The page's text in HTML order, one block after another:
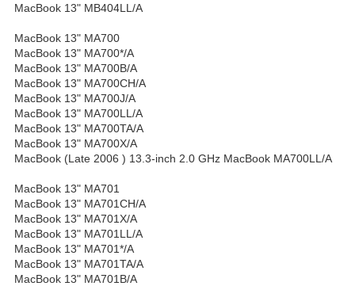
MacBook 13" MB404LL/A
MacBook 13" MA700
MacBook 13" MA700*/A
MacBook 13" MA700B/A
MacBook 13" MA700CH/A
MacBook 13" MA700J/A
MacBook 13" MA700LL/A
MacBook 13" MA700TA/A
MacBook 13" MA700X/A
MacBook (Late 2006 ) 13.3-inch 2.0 GHz MacBook MA700LL/A
MacBook 13" MA701
MacBook 13" MA701CH/A
MacBook 13" MA701X/A
MacBook 13" MA701LL/A
MacBook 13" MA701*/A
MacBook 13" MA701TA/A
MacBook 13" MA701B/A